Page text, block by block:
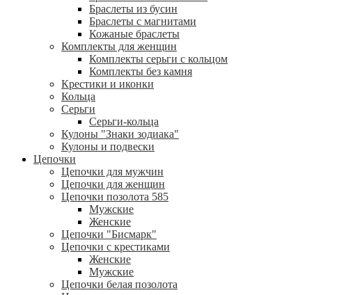
Браслеты из бусин
Браслеты с магнитами
Кожаные браслеты
Комплекты для женщин
Комплекты серьги с кольцом
Комплекты без камня
Крестики и иконки
Кольца
Серьги
Серьги-кольца
Кулоны "Знаки зодиака"
Кулоны и подвески
Цепочки
Цепочки для мужчин
Цепочки для женщин
Цепочки позолота 585
Мужские
Женские
Цепочки "Бисмарк"
Цепочки с крестиками
Женские
Мужские
Цепочки белая позолота